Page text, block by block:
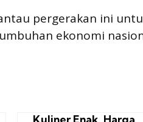
pergerakan ini
ekonomi
Kuliner Enak, Harga